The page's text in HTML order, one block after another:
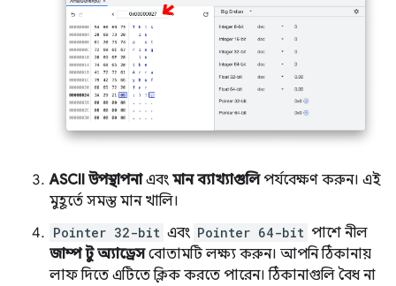
ASCII উপস্থাপনাএবং মান ব্যাখ্যাগুলিপর্যবেক্ষণ করুন। এই
মুহূর্তে সমস্ত মান খালি।
Pointer 32-bit এবং Pointer 64-bit পাশে নীল
জাম্প টু অ্যাড্রেসবোতামটি লক্ষ্য করুন। আপনি ঠিকানায়
লাফ দিতে এটিতে ক্লিক করতে পারেন। ঠিকানাগুলি বৈধ না